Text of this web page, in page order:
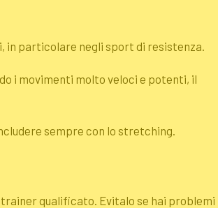
in particolare negli sport di resistenza.
i movimenti molto veloci e potenti, il
sempre con lo stretching.
trainer qualificato. Evitalo se hai problemi